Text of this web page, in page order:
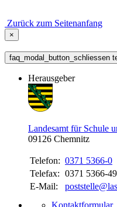
Zurück zum Seitenanfang
×
faq_modal_button_schliessen
Herausgeber
Landesamt für Schule
09126 Chemnitz
Telefon: 0371 5366-0
Telefax: 0371 5366-
E-Mail:
Kontaktformular